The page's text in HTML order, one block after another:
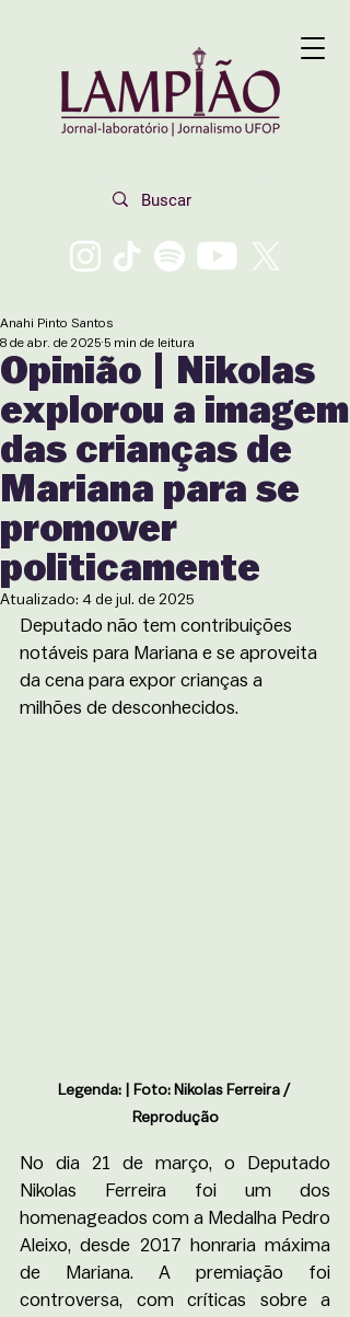
Opinião | Nikolas
explorou a imagem
das crianças de
Mariana para se
promover
politicamente
Anahi Pinto Santos
8 de abr. de 2025 5 min de leitura
Atualizado: 4 de jul. de 2025
Deputado não tem contribuições
notáveis para Mariana e se aproveita
da cena para expor crianças a
milhões de desconhecidos.
Legenda: | Foto: Nikolas Ferreira /
Reprodução
No dia 21 de março, o Deputado
Nikolas Ferreira foi um dos
homenageados com a Medalha Pedro
Aleixo, desde 2017 honraria máxima
de Mariana. A premiação foi
controversa, com críticas sobre a